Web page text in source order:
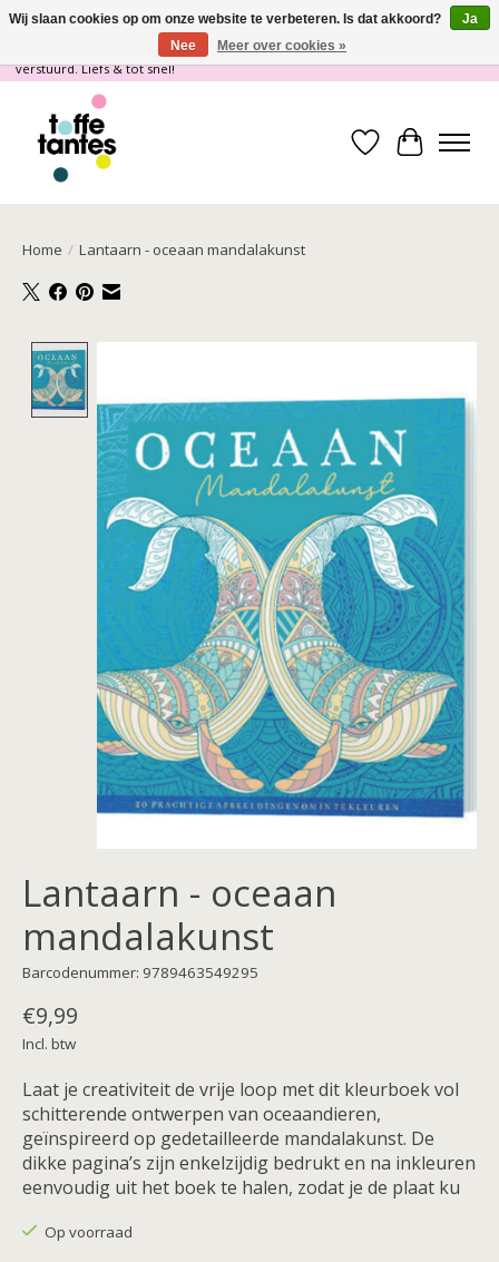
Wij gaan op vakantie! vanaf 4 juli t/m 21 juli worden er geen pakketjes
verstuurd. Liefs & tot snel!
Verlanglijst
Home / Lantaarn - oceaan mandalakunst
Lantaarn - oceaan
mandalakunst
Barcodenummer: 9789463549295
€9,99
Incl. btw
Laat je creativiteit de vrije loop met dit kleurboek vol
schitterende ontwerpen van oceaandieren,
geïnspireerd op gedetailleerde mandalakunst. De
dikke pagina’s zijn enkelzijdig bedrukt en na inkleuren
eenvoudig uit het boek te halen, zodat je de plaat ku
Op voorraad
Wij slaan cookies op om onze website te verbeteren. Is dat akkoord?
Ja
Nee
Meer over cookies »